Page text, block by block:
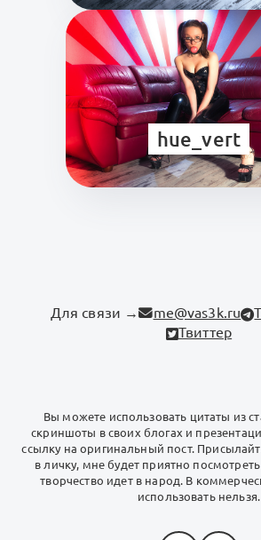
hue_vert
Для связи → me@vas3k.ru
Твиттер
Вы можете использовать цитаты из
скриншоты в своих блогах и
ссылку на оригинальный пост.
в личку, мне будет приятно
творчество идет в народ. В
использовать нельзя.